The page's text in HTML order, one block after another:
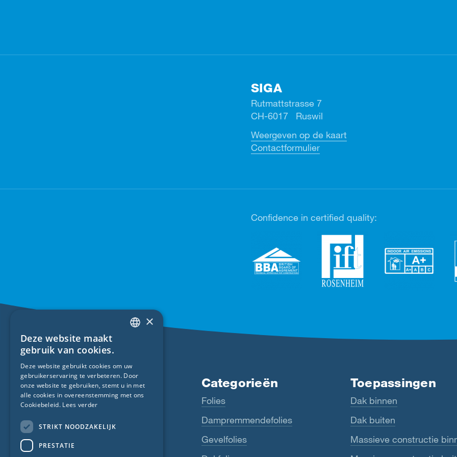
SIGA
Rutmattstrasse 7
CH-6017 Ruswil
Weergeven op de kaart
Contactformulier
Confidence in certified quality:
Producten
Fentrim
Categorieën
Folies
Dampremmendefolies
Gevelfolies
Toepassingen
Dak binnen
Dak buiten
Massieve constructie
FRENCH
CZECH
×
Deze website maakt
gebruik van cookies.
Deze website gebruikt cookies om uw
gebruikerservaring te verbeteren. Door
onze website te gebruiken, stemt u in met
alle cookies in overeenstemming met ons
Cookiebeleid. Lees verder
STRIKT NOODZAKELIJK
PRESTATIE